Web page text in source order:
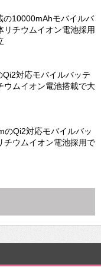
の10000mAhモバイルバ
チウムイオン電池採用
対応モバイルバッテ
ムイオン電池搭載で大
のQi2対応モバイルバッ
ウムイオン電池採用で